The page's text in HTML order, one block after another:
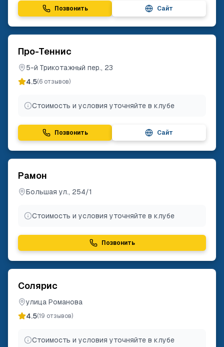
Позвонить Сайт
Про-Теннис
5-й Трикотажный пер., 23
4.5(6 отзывов)
Стоимость и условия уточняйте в клубе
Позвонить Сайт
Рамон
Большая ул., 254/1
Стоимость и условия уточняйте в клубе
Позвонить
Солярис
улица Романова
4.5(19 отзывов)
Стоимость и условия уточняйте в клубе